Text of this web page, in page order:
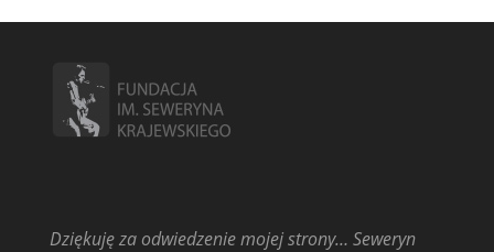
Dziękuję za odwiedzenie mojej strony… Seweryn